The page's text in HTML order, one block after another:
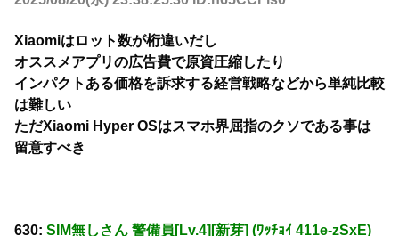
Xiaomiはロット数が桁違いだし
オススメアプリの広告費で原資圧縮したり
インパクトある価格を訴求する経営戦略などから単純比較
は難しい
ただXiaomi Hyper OSはスマホ界屈指のクソである事は
留意すべき
630: SIM無しさん 警備員[Lv.4][新芽] (ﾜｯﾁｮｲ 411e-zSxE)